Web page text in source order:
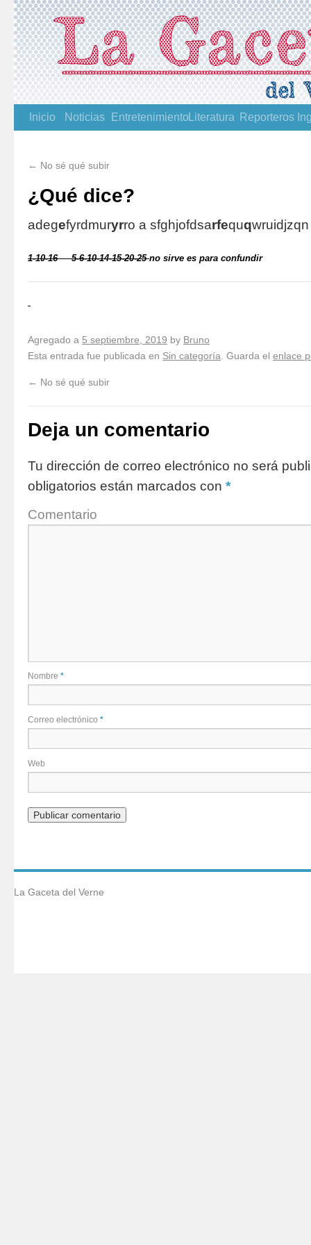
Inicio Noticias Entretenimiento Literatura Reporteros
← No sé qué subir
¿Qué dice?
adegefyrdmuryrro a sfghjofdsarfequqwruidjzqn
1-10-16 5-6-10-14-15-20-25no sirve es para confundir
Agregado a 5 septiembre, 2019 by Bruno
Esta entrada fue publicada en Sin categoría . Guarda el enlace
← No sé qué subir
Deja un comentario
Tu dirección de correo electrónico no será
obligatorios están marcados con *
Comentario
Nombre *
Correo electrónico *
Web
La Gaceta del Verne